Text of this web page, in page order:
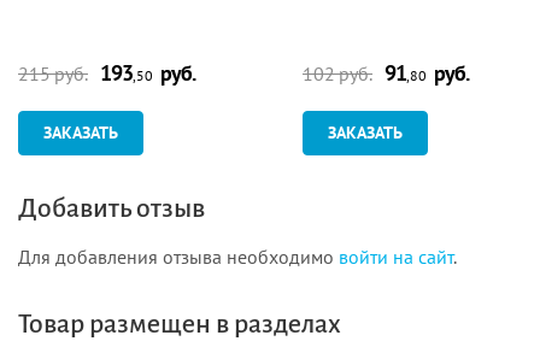
215 руб. 193 ,50 руб.
ЗАКАЗАТЬ
102 руб. 91 ,80 руб.
ЗАКАЗАТЬ
Добавить отзыв
Для добавления отзыва необходимо войти на сайт.
Товар размещен в разделах